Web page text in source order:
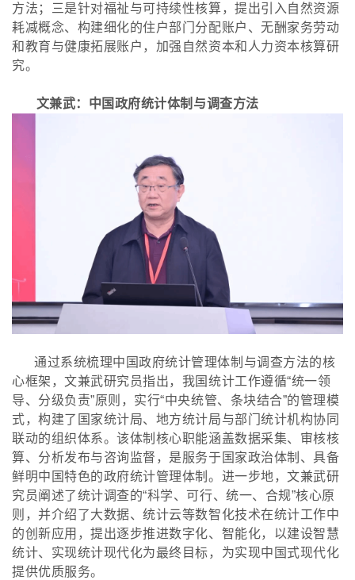
方法；三是针对福祉与可持续性核算，提出引入自然资源
耗减概念、构建细化的住户部门分配账户、无酬家务劳动
和教育与健康拓展账户，加强自然资本和人力资本核算研
究。
文兼武：中国政府统计体制与调查方法
通过系统梳理中国政府统计管理体制与调查方法的核
心框架，文兼武研究员指出，我国统计工作遵循“统一领
导、分级负责”原则，实行“中央统管、条块结合”的管理模
式，构建了国家统计局、地方统计局与部门统计机构协同
联动的组织体系。该体制核心职能涵盖数据采集、审核核
算、分析发布与咨询监督，是服务于国家政治体制、具备
鲜明中国特色的政府统计管理体制。进一步地，文兼武研
究员阐述了统计调查的“科学、可行、统一、合规”核心原
则，并介绍了大数据、统计云等数智化技术在统计工作中
的创新应用，提出逐步推进数字化、智能化，以建设智慧
统计、实现统计现代化为最终目标，为实现中国式现代化
提供优质服务。